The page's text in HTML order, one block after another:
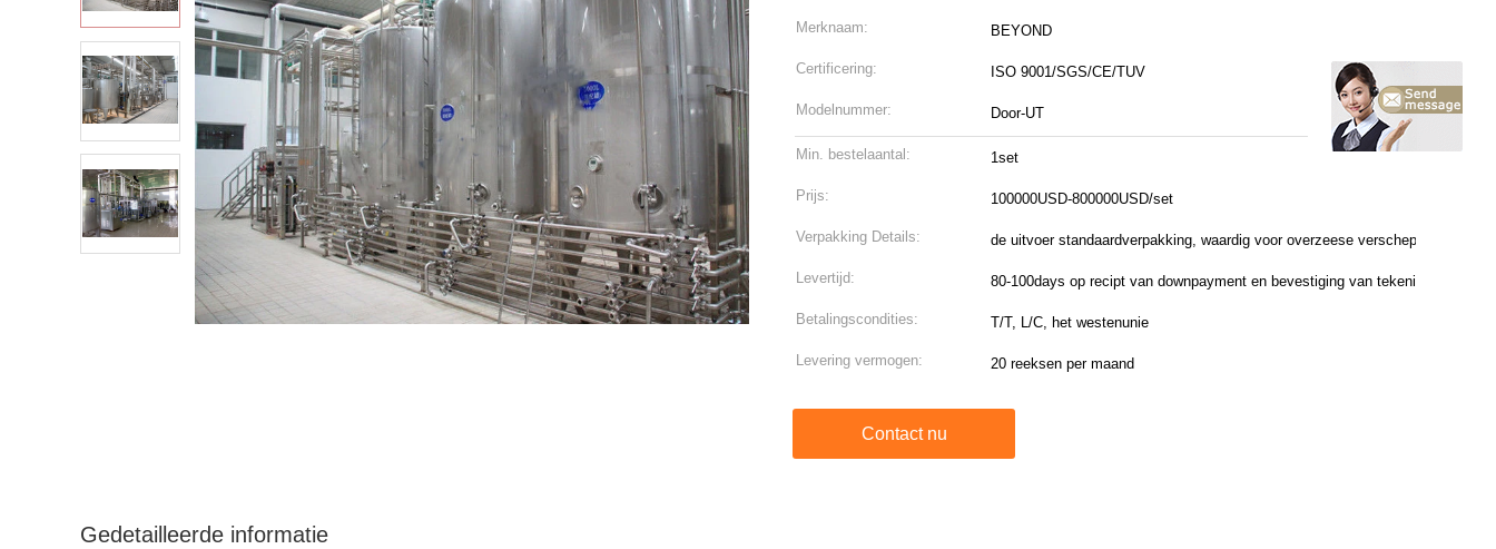
Merknaam: BEYOND
Certificering: ISO 9001/SGS/CE/TUV
Modelnummer: Door-UT
Min. bestelaantal: 1set
Prijs: 100000USD-800000USD/set
Verpakking Details: de uitvoer standaardverpakking, waardig voor overzeese verschepen het over
lange afstand
Levertijd: 80-100days op recipt van downpayment en bevestiging van tekeningen
Betalingscondities: T/T, L/C, het westenunie
Levering vermogen: 20 reeksen per maand
Contact nu
Gedetailleerde informatie